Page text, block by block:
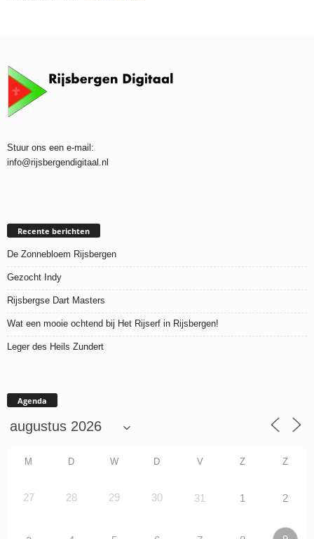
Stuur ons een e-mail:
info@rijsbergendigitaal.nl
Recente berichten
De Zonnebloem Rijsbergen
Gezocht Indy
Rijsbergse Dart Masters
Wat een mooie ochtend bij Het Rijserf in Rijsbergen!
Leger des Heils Zundert
Agenda
M D W D V Z Z
27 28 29 30 31 1 2